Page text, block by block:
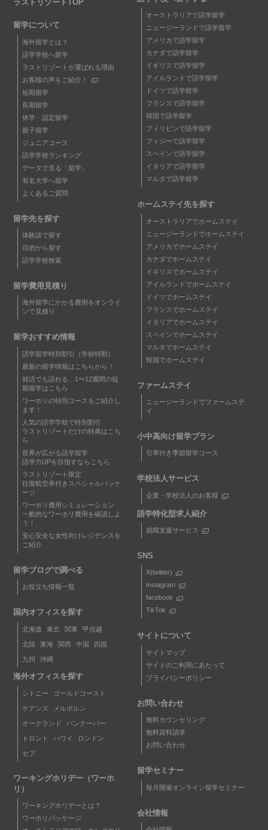
ラストリゾートTOP
留学について
海外留学とは？
語学学校へ留学
ラストリゾートが選ばれる理由
お客様の声をご紹介！
短期留学
長期留学
休学・認定留学
親子留学
ジュニアコース
語学学校ランキング
データで見る「留学」
有名大学へ留学
よくあるご質問
留学先を探す
体験談で探す
目的から探す
語学学校検索
留学費用見積り
海外留学にかかる費用をオンライ
ンで見積り
留学おすすめ情報
語学留学特別割引（学校特割）
最新の留学情報はこちらから！
就活でも語れる、1〜12週間の短
期留学はこちら
ワーホリの特別コースをご紹介し
ます！
人気の語学学校で特別割引
ラストリゾートだけの特典はこち
ら
世界が広がる語学留学
語学力UPを目指すならこちら
ラストリゾート限定
往復航空券付きスペシャルパッケ
ージ
ワーホリ費用シミュレーション
一般的なワーホリ費用を確認しよ
う！
安心安全な女性向けレジデンスを
ご紹介
留学ブログで調べる
お役立ち情報一覧
国内オフィスを探す
北海道 東北 関東 甲信越
北陸 東海 関西 中国 四国
九州 沖縄
海外オフィスを探す
シドニー ゴールドコースト
ケアンズ メルボルン
オークランド バンクーバー
トロント ハワイ ロンドン
セブ
ワーキングホリデー（ワーホ
リ）
ワーキングホリデーとは？
ワーホリパッケージ
オーストラリアで語学留学
ニュージーランドで語学留学
アメリカで語学留学
カナダで語学留学
イギリスで語学留学
アイルランドで語学留学
ドイツで語学留学
フランスで語学留学
韓国で語学留学
フィリピンで語学留学
フィジーで語学留学
スペインで語学留学
イタリアで語学留学
マルタで語学留学
ホームステイ先を探す
オーストラリアでホームステイ
ニュージーランドでホームステイ
アメリカでホームステイ
カナダでホームステイ
イギリスでホームステイ
アイルランドでホームステイ
ドイツでホームステイ
フランスでホームステイ
イタリアでホームステイ
スペインでホームステイ
マルタでホームステイ
韓国でホームステイ
ファームステイ
ニュージーランドでファームステ
イ
小中高向け留学プラン
引率付き季節留学コース
学校法人サービス
企業・学校法人のお客様
語学特化型求人紹介
就職支援サービス
SNS
X(twitter)
Instagram
facebook
TikTok
サイトについて
サイトマップ
サイトのご利用にあたって
プライバシーポリシー
お問い合わせ
無料カウンセリング
無料資料請求
お問い合わせ
留学セミナー
毎月開催オンライン留学セミナー
会社情報